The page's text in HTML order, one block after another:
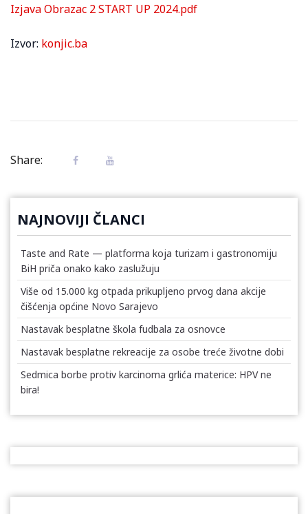
Izjava Obrazac 2 START UP 2024.pdf
Izvor: konjic.ba
Share:
NAJNOVIJI ČLANCI
Taste and Rate — platforma koja turizam i gastronomiju
BiH priča onako kako zaslužuju
Više od 15.000 kg otpada prikupljeno prvog dana akcije
čišćenja općine Novo Sarajevo
Nastavak besplatne škola fudbala za osnovce
Nastavak besplatne rekreacije za osobe treće životne dobi
Sedmica borbe protiv karcinoma grlića materice: HPV ne
bira!